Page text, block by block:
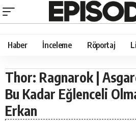
Haber İnceleme Röportaj
Thor: Ragnarok |
Bu Kadar Eğlenceli
Erkan